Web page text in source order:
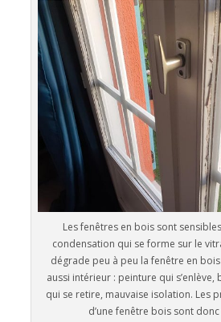
Les fenêtres en bois sont
condensation qui se forme sur le
dégrade peu à peu la fenêtre en
aussi intérieur : peinture qui
qui se retire, mauvaise isolation. Les
d’une fenêtre bois sont